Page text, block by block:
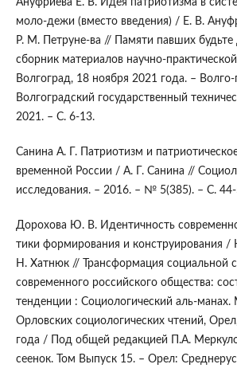
Ануфриева Е. В. Идея патриотизма в
моло-дежи (вместо введения) / Е. В.
Р. М. Петруне-ва // Памяти павших
сборник материалов научно-
Волгоград, 18 ноября 2021 года. – Волго-
Волгоградский государственный
2021. – С. 6-13.
Санина А. Г. Патриотизм и
временной России / А. Г. Санина //
исследования. – 2016. – № 5(385). – С.
Дорохова Ю. В. Идентичность
тики формирования и конструирования
Н. Хатнюк // Трансформация социальной
современного российского общества:
тенденции : Социологический аль-манах.
Орловских социологических чтений,
года / Под общей редакцией П.А.
сеенок. Том Выпуск 15. – Орел: